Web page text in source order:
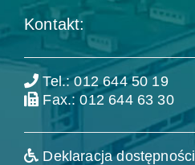
Kontakt:
Tel.: 012 644 50 19
Fax.: 012 644 63 30
Deklaracja dostępności